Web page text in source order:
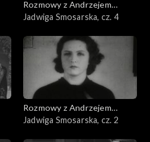
Rozmowy z Andrzejem
Doboszem
Jadwiga Smosarska, cz. 4
Rozmowy z Andrzejem
Doboszem
Jadwiga Smosarska, cz. 2